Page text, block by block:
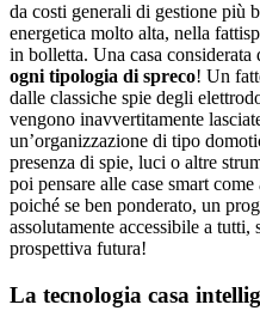
da costi generali di gestione più
energetica molto alta, nella
in bolletta. Una casa
ogni tipologia di spreco! Un
dalle classiche spie degli
vengono inavvertitamente
un’organizzazione di tipo
presenza di spie, luci o altre
poi pensare alle case smart
poiché se ben ponderato, un
assolutamente accessibile a tutti,
prospettiva futura!
La tecnologia casa